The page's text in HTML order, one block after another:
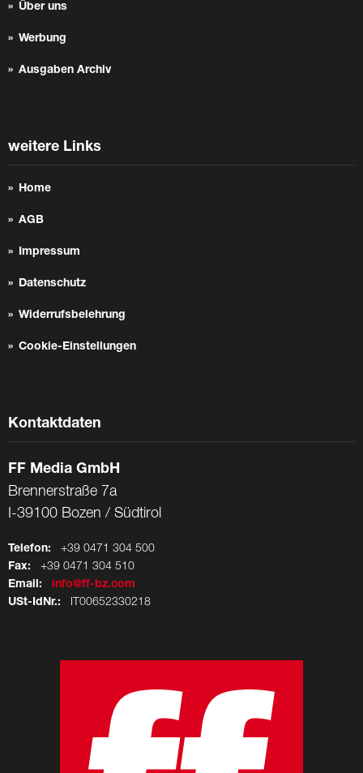
Über uns
Werbung
Ausgaben Archiv
weitere Links
Home
AGB
Impressum
Datenschutz
Widerrufsbelehrung
Cookie-Einstellungen
Kontaktdaten
FF Media GmbH
Brennerstraße 7a
I-39100 Bozen / Südtirol
Telefon: +39 0471 304 500
Fax: +39 0471 304 510
Email:
info@ff-bz.com
USt-IdNr.: IT00652330218